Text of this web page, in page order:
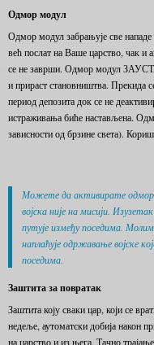
Одмор модул
Одмор модул забрањује све нападе
већ послат на Ваше царство, чак и
се не заврши. Одмор модул
и прираст становништва. Прекида
период депозита док се не
истраживања биће настављена.
зависности од брзине света).
Можете да активирате
војска није на мисији.
путује између поседима.
наплаћује одржавање војске
поседима.
Заштита за повратак
Заштита коју сваки цар, који се
недеље, аутоматски добија након
на царство и из њега. Тачно